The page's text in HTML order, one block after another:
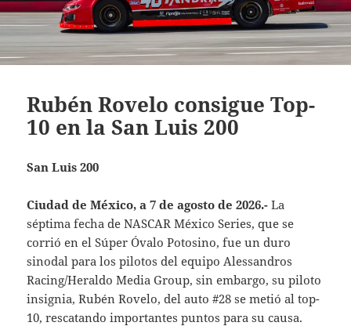
Rubén Rovelo consigue Top-
10 en la San Luis 200
San Luis 200
Ciudad de México, a 7 de agosto de 2026.- La
séptima fecha de NASCAR México Series, que se
corrió en el Súper Óvalo Potosino, fue un duro
sinodal para los pilotos del equipo Alessandros
Racing/Heraldo Media Group, sin embargo, su piloto
insignia, Rubén Rovelo, del auto #28 se metió al top-
10, rescatando importantes puntos para su causa.